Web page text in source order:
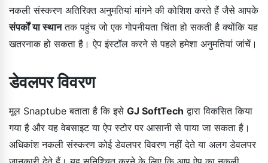
नकली संस्करण अतिरिक्त अनुमतियां मांगने की कोशिश करते हैं जैसे आपके
संपर्कों या स्थानतक पहुंच जो एक गोपनीयता चिंता हो सकती है क्योंकि यह
खतरनाक हो सकता है। ऐप इंस्टॉल करने से पहले हमेशा अनुमतियां जांचें।
डेवलपर विवरण
मूल Snaptube बताता है कि इसे GJ SoftTech द्वारा विकसित किया
गया है और यह वेबसाइट या ऐप स्टोर पर आसानी से पाया जा सकता है।
अधिकांश नकली संस्करण कोई डेवलपर विवरण नहीं देते या अलग डेवलपर